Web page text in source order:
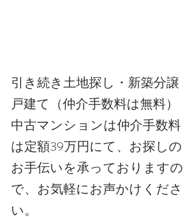
引き続き土地探し・新築分譲
戸建て（仲介手数料は無料）
中古マンションは仲介手数料
は定額39万円にて、お探しの
お手伝いを承っておりますの
で、お気軽にお声かけくださ
い。